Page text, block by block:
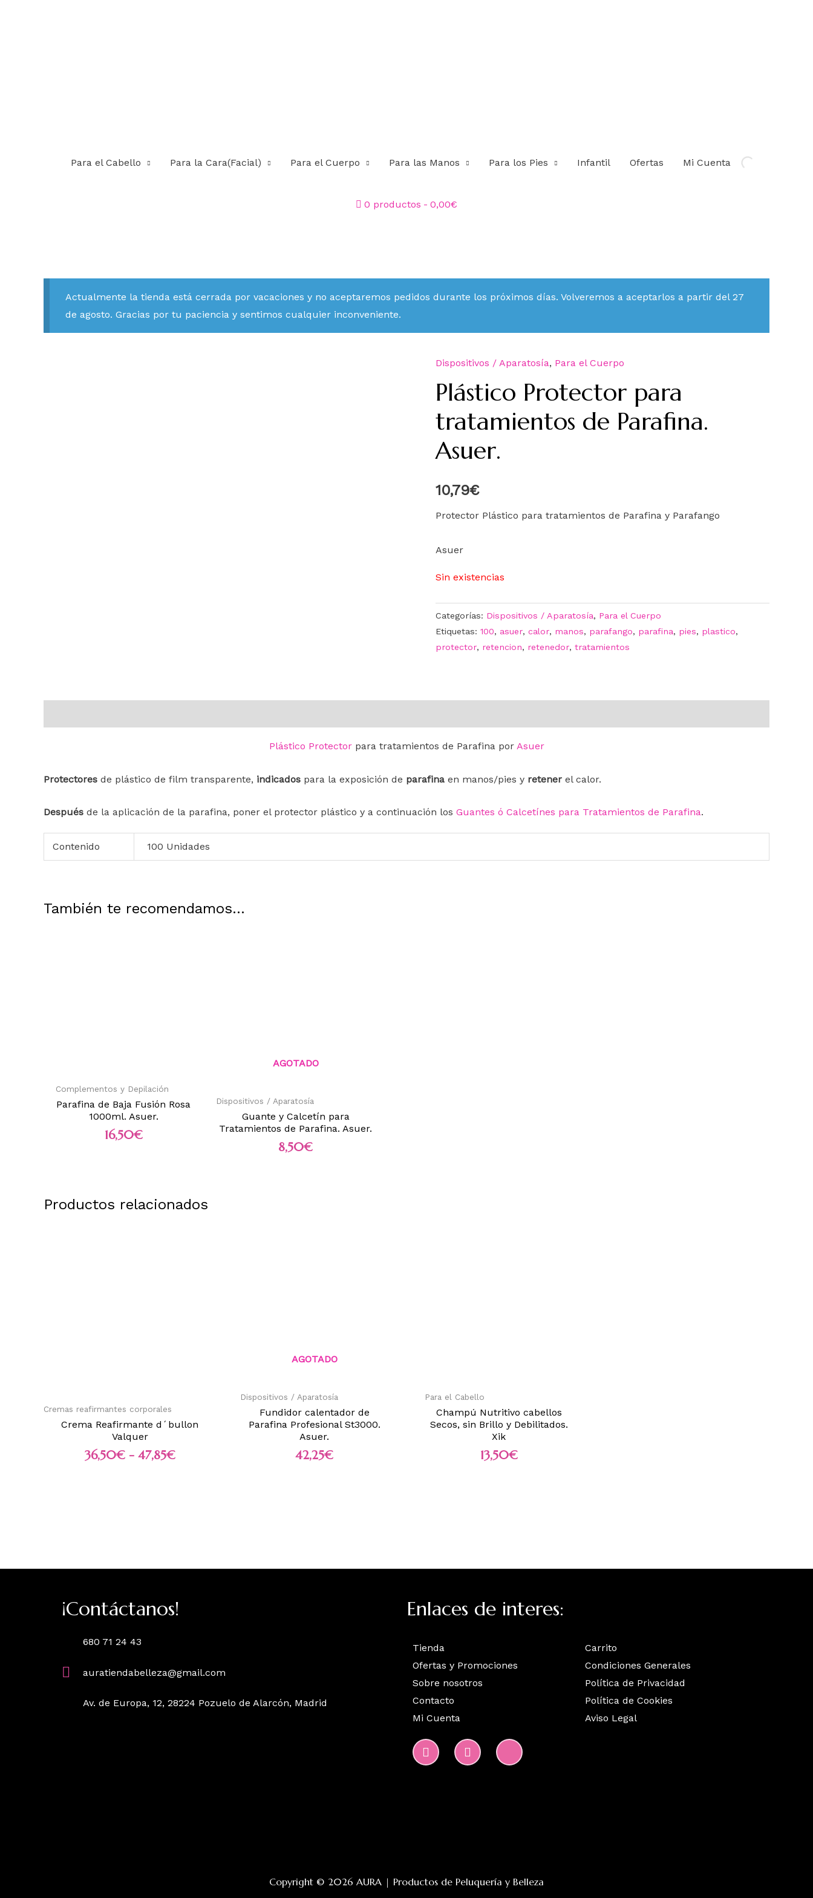
Para el Cabello Para la Cara(Facial) Para el Cuerpo Para las Manos Para los Pies Infantil Ofertas Mi Cuenta
0 productos 0,00€
Actualmente la tienda está cerrada por vacaciones y no aceptaremos pedidos durante los próximos días. Volveremos a aceptarlos a partir del 27
de agosto. Gracias por tu paciencia y sentimos cualquier inconveniente.
Dispositivos / Aparatosía, Para el Cuerpo
Plástico Protector para
tratamientos de Parafina.
Asuer.
10,79€
Protector Plástico para tratamientos de Parafina y Parafango
Asuer
Sin existencias
Categorías: Dispositivos / Aparatosía, Para el Cuerpo
Etiquetas: 100, asuer, calor, manos, parafango, parafina, pies, plastico,
protector, retencion, retenedor, tratamientos
Plástico Protectorpara tratamientos de Parafina por Asuer
Protectores de plástico de film transparente, indicados para la exposición de parafina en manos/pies y retener el calor.
Después de la aplicación de la parafina, poner el protector plástico y a continuación los Guantes ó Calcetínes para Tratamientos de Parafina.
Contenido 100 Unidades
También te recomendamos…
Complementos y Depilación
Parafina de Baja Fusión Rosa
1000ml. Asuer.
16,50€
AGOTADO
Dispositivos / Aparatosía
Guante y Calcetín para
Tratamientos de Parafina. Asuer.
8,50€
Productos relacionados
Cremas reafirmantes corporales
Crema Reafirmante d´bullon
Valquer
36,50€ - 47,85€
AGOTADO
Dispositivos / Aparatosía
Fundidor calentador de
Parafina Profesional St3000.
Asuer.
42,25€
Para el Cabello
Champú Nutritivo cabellos
Secos, sin Brillo y Debilitados.
Xik
13,50€
¡Contáctanos!
680 71 24 43
auratiendabelleza@gmail.com
Av. de Europa, 12, 28224 Pozuelo de Alarcón, Madrid
Enlaces de interes:
Tienda
Ofertas y Promociones
Sobre nosotros
Contacto
Mi Cuenta
Carrito
Condiciones Generales
Política de Privacidad
Política de Cookies
Aviso Legal
Copyright © 2026 AURA | Productos de Peluquería y Belleza